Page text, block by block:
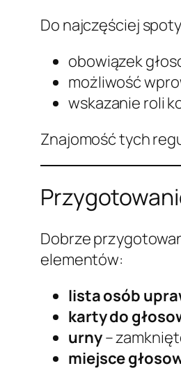
Do najczęściej
obowiązek
możliwość
wskazanie roli
Znajomość tych
Dobrze
elementów:
lista osób
karty do
urny–
miejsce